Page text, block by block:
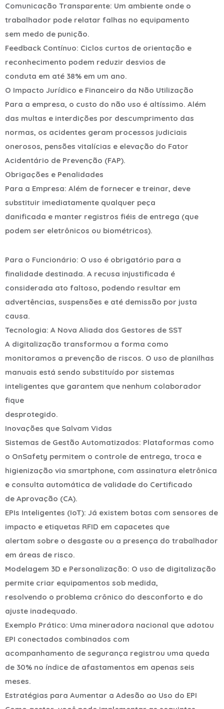
Comunicação Transparente: Um ambiente onde o
trabalhador pode relatar falhas no equipamento
sem medo de punição.
Feedback Contínuo: Ciclos curtos de orientação e
reconhecimento podem reduzir desvios de
conduta em até 38% em um ano.
O Impacto Jurídico e Financeiro da Não Utilização
Para a empresa, o custo do não uso é altíssimo. Além
das multas e interdições por descumprimento das
normas, os acidentes geram processos judiciais
onerosos, pensões vitalícias e elevação do Fator
Acidentário de Prevenção (FAP).
Obrigações e Penalidades
Para a Empresa: Além de fornecer e treinar, deve
substituir imediatamente qualquer peça
danificada e manter registros fiéis de entrega (que
podem ser eletrônicos ou biométricos).
Para o Funcionário: O uso é obrigatório para a
finalidade destinada. A recusa injustificada é
considerada ato faltoso, podendo resultar em
advertências, suspensões e até demissão por justa
causa.
Tecnologia: A Nova Aliada dos Gestores de SST
A digitalização transformou a forma como
monitoramos a prevenção de riscos. O uso de planilhas
manuais está sendo substituído por sistemas
inteligentes que garantem que nenhum colaborador
fique
desprotegido.
Inovações que Salvam Vidas
Sistemas de Gestão Automatizados: Plataformas como
o OnSafety permitem o controle de entrega, troca e
higienização via smartphone, com assinatura eletrônica
e consulta automática de validade do Certificado
de Aprovação (CA).
EPIs Inteligentes (IoT): Já existem botas com sensores de
impacto e etiquetas RFID em capacetes que
alertam sobre o desgaste ou a presença do trabalhador
em áreas de risco.
Modelagem 3D e Personalização: O uso de digitalização
permite criar equipamentos sob medida,
resolvendo o problema crônico do desconforto e do
ajuste inadequado.
Exemplo Prático: Uma mineradora nacional que adotou
EPI conectados combinados com
acompanhamento de segurança registrou uma queda
de 30% no índice de afastamentos em apenas seis
meses.
Estratégias para Aumentar a Adesão ao Uso do EPI